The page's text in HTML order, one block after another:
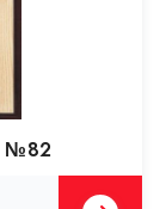
№82